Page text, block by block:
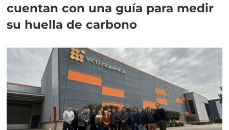
cuentan con una guía para medir
su huella de carbono